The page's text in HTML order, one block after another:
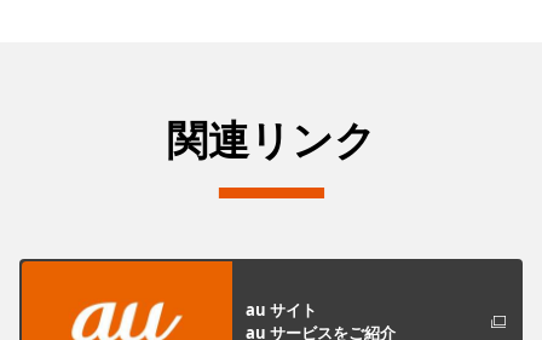
関連リンク
au サイト
au サービスをご紹介